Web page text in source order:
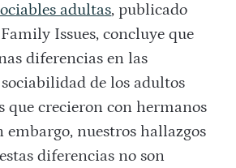
adultas, publicado
Issues, concluye que
diferencias en las
de los adultos
que crecieron con hermanos
embargo, nuestros hallazgos
diferencias no son